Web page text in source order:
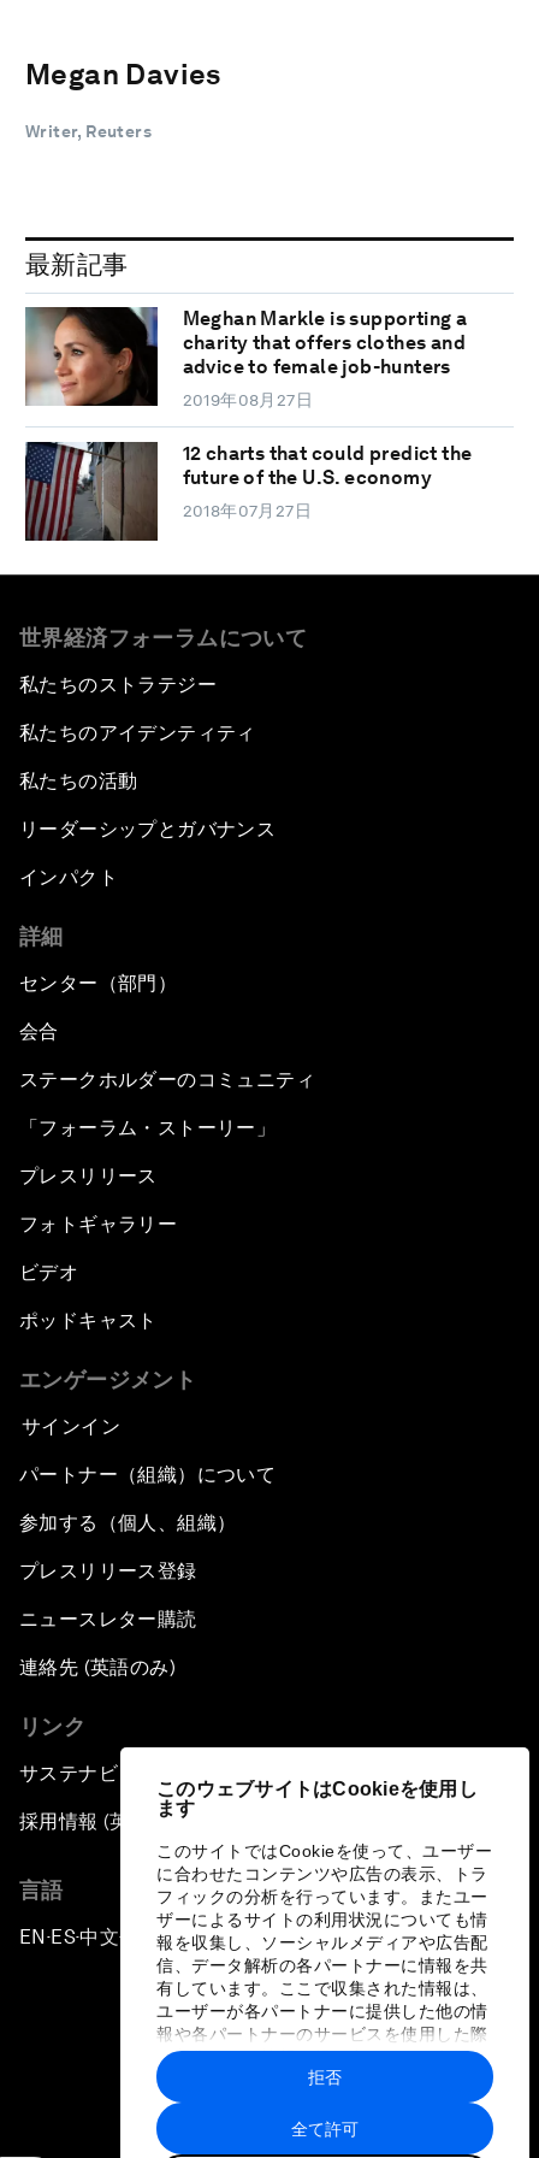
このウェブサイトはCookieを使用し
ます
このサイトではCookieを使って、ユーザー
に合わせたコンテンツや広告の表示、トラ
フィックの分析を行っています。またユー
ザーによるサイトの利用状況についても情
報を収集し、ソーシャルメディアや広告配
信、データ解析の各パートナーに情報を共
有しています。ここで収集された情報は、
ユーザーが各パートナーに提供した他の情
報や各パートナーのサービスを使用した際
に収集された情報と組み合わされ、各パー
トナーによって使用されることがありま
す。
全て許可
拒否
Megan Davies
Writer, Reuters
最新記事
Meghan Markle is supporting a
charity that offers clothes and
advice to female job-hunters
2019年08月27日
12 charts that could predict the
future of the U.S. economy
2018年07月27日
世界経済フォーラムについて
私たちのストラテジー
私たちのアイデンティティ
私たちの活動
リーダーシップとガバナンス
インパクト
詳細
センター（部門）
会合
ステークホルダーのコミュニティ
「フォーラム・ストーリー」
プレスリリース
フォトギャラリー
ビデオ
ポッドキャスト
エンゲージメント
サインイン
パートナー（組織）について
参加する（個人、組織）
プレスリリース登録
ニュースレター購読
連絡先 (英語のみ)
リンク
サステナビリティへの取り組み
採用情報 (英語のみ)
言語
EN ▪ES▪中文▪ 日本語
プライバシーポリシーと利用規約
サイトマップ